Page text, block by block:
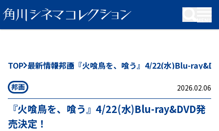
KADOKAWA Group
TOP 最新情報邦画 『火喰鳥を、喰う』4/22(水)Blu-
邦画 2026.02.06
『火喰鳥を、喰う』4/22(水)Blu-ray&DVD発
売決定！